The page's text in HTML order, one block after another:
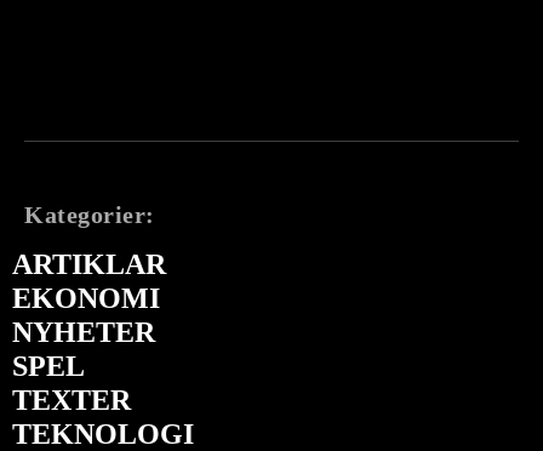
Kategorier:
ARTIKLAR
EKONOMI
NYHETER
SPEL
TEXTER
TEKNOLOGI